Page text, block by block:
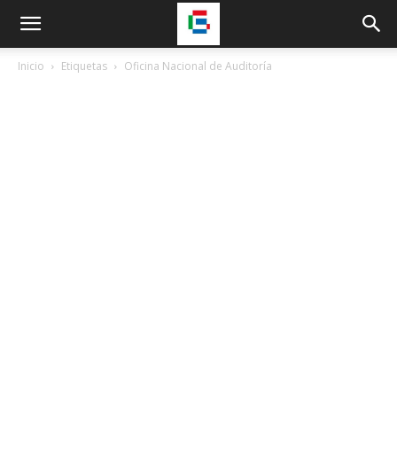
Inicio Etiquetas Oficina Nacional de Auditoría